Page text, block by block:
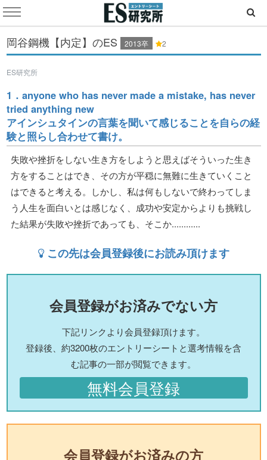
岡谷鋼機【内定】のES 2013卒 2
ES研究所
1．anyone who has never made a mistake, has never
tried anything new
アインシュタインの言葉を聞いて感じることを自らの経
験と照らし合わせて書け。
失敗や挫折をしない生き方をしようと思えばそういった生き
方をすることはでき、その方が平穏に無難に生きていくこと
はできると考える。しかし、私は何もしないで終わってしま
う人生を面白いとは感じなく、成功や安定からよりも挑戦し
た結果が失敗や挫折であっても、そこか............
この先は会員登録後にお読み頂けます
会員登録がお済みでない方
下記リンクより会員登録頂けます。
登録後、約3200枚のエントリーシートと選考情報を含
む記事の一部が閲覧できます。
無料会員登録
会員登録がお済みの方